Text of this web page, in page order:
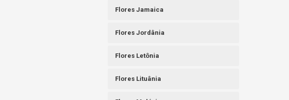
Flores Jamaica
Flores Jordânia
Flores Letônia
Flores Lituânia